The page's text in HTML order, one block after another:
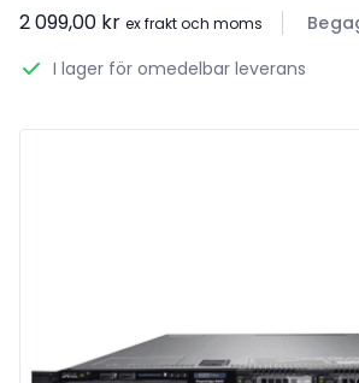
2 099,00 kr ex frakt och moms
I lager för omedelbar leverans